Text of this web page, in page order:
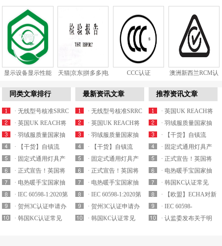
显示设备显示性能
天猫|京东|拼多多|电
CCC认证
澳洲新西兰RCM认
同类文章排行
· 无线型号核准SRRC
认证最新产品...
· 英国UK REACH将
于2021年实施...
· 羽绒服质量国家抽
查细则内容解析
· 【干货】自镇流
LED灯产品国家监...
· 固定式通用灯具产
品质量国抽要求解...
· 正式宣告！英国将
拒绝承认CE认证...
· 电热暖手宝国家抽
查实施细则要求解...
· IEC 60598-1:2020第
九版已于2020...
· 贺州3C认证申请办
理机构
· 韩国KC认证常见
最新资讯文章
· 无线型号核准SRRC
认证最新产品...
· 英国UK REACH将
于2021年实施...
· 羽绒服质量国家抽
查细则内容解析
· 【干货】自镇流
LED灯产品国家监...
· 固定式通用灯具产
品质量国抽要求解...
· 正式宣告！英国将
拒绝承认CE认证...
· 电热暖手宝国家抽
查实施细则要求解...
· IEC 60598-1:2020第
九版已于2020...
· 贺州3C认证申请办
理机构
· 韩国KC认证常见
推荐资讯文章
· 英国UK REACH将
于2021年实施...
· 羽绒服质量国家抽
查细则内容解析
· 【干货】自镇流
LED灯产品国家监...
· 固定式通用灯具产
品质量国抽要求解...
· 正式宣告！英国将
拒绝承认CE认证...
· 电热暖手宝国家抽
查实施细则要求解...
· 韩国KC认证常见
EMC电磁兼容标...
· 【欧盟】ECHA对新
一批潜在的S...
· IEC 60598-
1:20202020年8月17号
· 认监委发布关于明